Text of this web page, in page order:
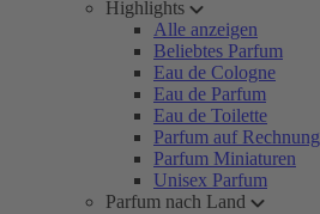
Highlights
Alle anzeigen
Beliebtes Parfum
Eau de Cologne
Eau de Parfum
Eau de Toilette
Parfum auf Rechnung
Parfum Miniaturen
Unisex Parfum
Parfum nach Land